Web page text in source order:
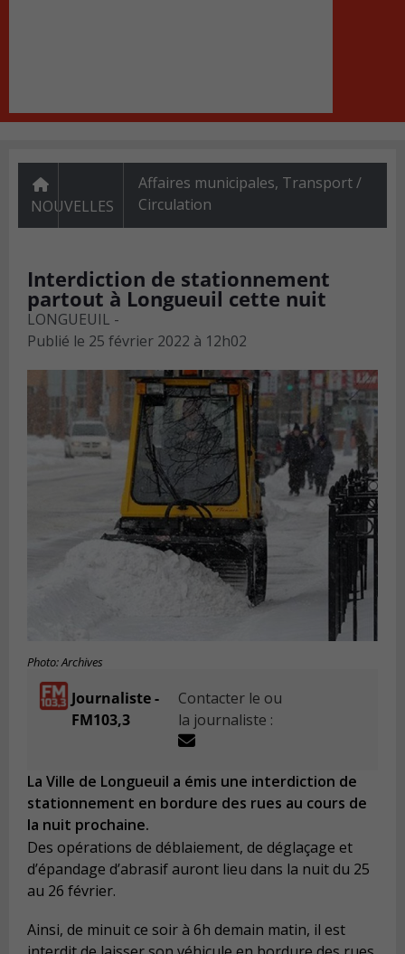
NOUVELLES
Affaires municipales, Transport /
Circulation
Interdiction de stationnement
partout à Longueuil cette nuit
LONGUEUIL -
Publié le 25 février 2022 à 12h02
Photo: Archives
Journaliste -
FM103,3
Contacter le ou
la journaliste :
La Ville de Longueuil a émis une interdiction de
stationnement en bordure des rues au cours de
la nuit prochaine.
Des opérations de déblaiement, de déglaçage et
d’épandage d’abrasif auront lieu dans la nuit du 25
au 26 février.
Ainsi, de minuit ce soir à 6h demain matin, il est